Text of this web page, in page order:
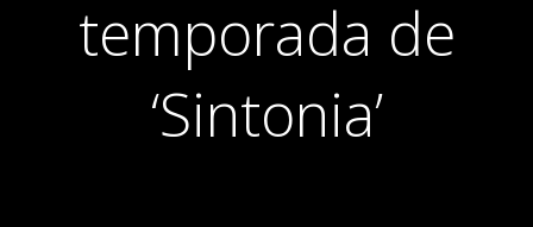
temporada de
‘Sintonia’